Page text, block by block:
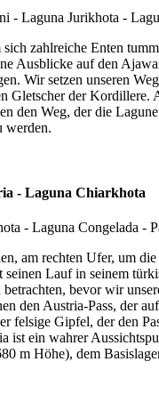
zahlreiche Enten
Ausblicke auf den
Wir setzen unseren
Gletscher der
den Weg, der die
werden.
- Laguna Chiarkhota
am rechten Ufer, um
Lauf in seinem
bevor wir
den Austria-Pass, der
felsige Gipfel, der den
ein wahrer
m Höhe), dem